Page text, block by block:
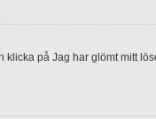
på Jag har glömt mitt